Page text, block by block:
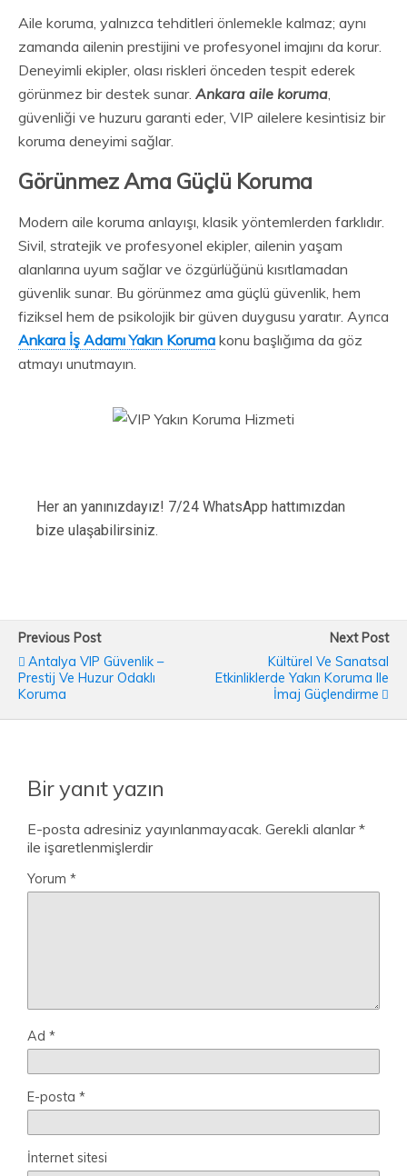
Aile koruma, yalnızca tehditleri önlemekle kalmaz; aynı
zamanda ailenin prestijini ve profesyonel imajını da korur.
Deneyimli ekipler, olası riskleri önceden tespit ederek
görünmez bir destek sunar. Ankara aile koruma
güvenliği ve huzuru garanti eder, VIP ailelere kesintisiz bir
koruma deneyimi sağlar.
Görünmez Ama Güçlü Koruma
Modern aile koruma anlayışı, klasik yöntemlerden farklıdır.
Sivil, stratejik ve profesyonel ekipler, ailenin yaşam
alanlarına uyum sağlar ve özgürlüğünü kısıtlamadan
güvenlik sunar. Bu görünmez ama güçlü güvenlik, hem
fiziksel hem de psikolojik bir güven duygusu yaratır. Ayrıca
Ankara İş Adamı Yakın Koruma konu başlığıma da göz
atmayı unutmayın.
Her an yanınızdayız! 7/24 WhatsApp hattımızdan
bize ulaşabilirsiniz.
Previous Post
Antalya VIP Güvenlik –
Prestij Ve Huzur Odaklı
Koruma
Next Post
Kültürel Ve Sanatsal
Etkinliklerde Yakın Koruma Ile
İmaj Güçlendirme
Bir yanıt yazın
E-posta adresiniz yayınlanmayacak. Gerekli alanlar*
ile işaretlenmişlerdir
Yorum *
Ad *
E-posta *
İnternet sitesi